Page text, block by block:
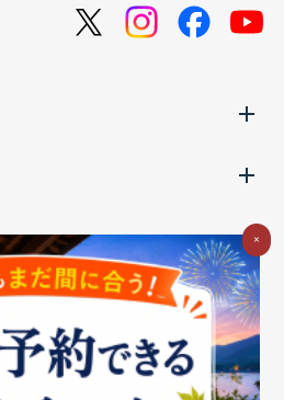
ウェブアクセシビリティの取り組み
バシーポータル Cookieポリシー
×